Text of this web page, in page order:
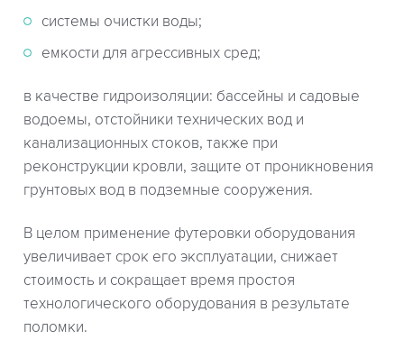
системы очистки воды;
емкости для агрессивных сред;
в качестве гидроизоляции: бассейны и садовые
водоемы, отстойники технических вод и
канализационных стоков, также при
реконструкции кровли, защите от проникновения
грунтовых вод в подземные сооружения.
В целом применение футеровки оборудования
увеличивает срок его эксплуатации, снижает
стоимость и сокращает время простоя
технологического оборудования в результате
поломки.